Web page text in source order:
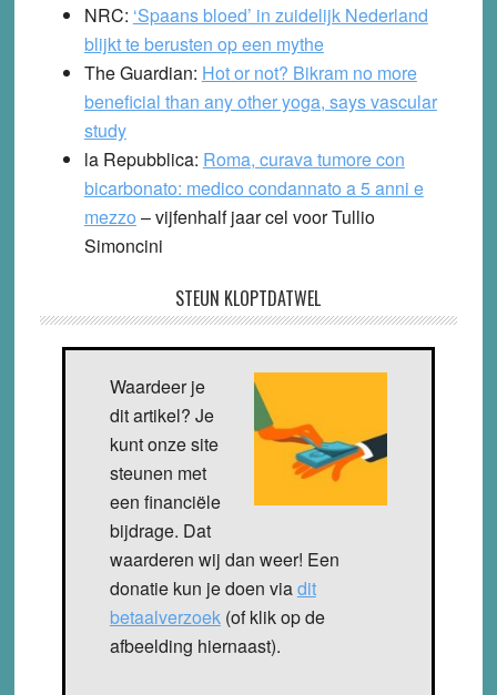
NRC: ‘Spaans bloed’ in zuidelijk Nederland
blijkt te berusten op een mythe
The Guardian: Hot or not? Bikram no more
beneficial than any other yoga, says vascular
study
la Repubblica: Roma, curava tumore con
bicarbonato: medico condannato a 5 anni e
mezzo – vijfenhalf jaar cel voor Tullio
Simoncini
STEUN KLOPTDATWEL
Waardeer je
dit artikel? Je
kunt onze site
steunen met
een financiële
bijdrage. Dat
waarderen wij dan weer! Een
donatie kun je doen viadit
betaalverzoek(of klik op de
afbeelding hiernaast).